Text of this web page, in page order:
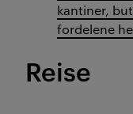
kantiner,
fordelene
Reise